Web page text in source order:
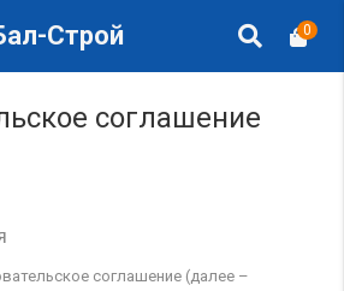
Строй 0
соглашение
соглашение (далее –